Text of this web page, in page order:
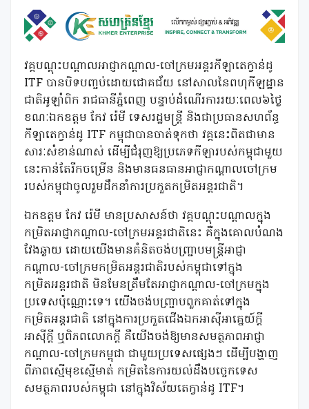
វគ្គបណ្តុះបណ្តាលអាជ្ញាកណ្ដាល-ចៅក្រមអន្ដរកីឡាតេក្វាន់ដូ
ITF បានបិទបញ្ចប់ដោយជោគជ័យ នៅសាលនៃពហុកីឡដ្ឋាន
ជាតិអូឡាំពិក រាជធានីភ្នំពេញ បន្ទាប់ដំណើរការរយៈពេល៦ថ្ងៃ
ខណៈឯកឧត្តម កែវ រ៉េមី ទេសរដ្ឋមន្ត្រី និងជាប្រធានសហព័ន្ធ
កីឡាតេក្វាន់ដូ ITF កម្ពុជាបានចាត់ទុកថា វគ្គនេះពិតជាមាន
សារៈសំខាន់ណាស់ ដើម្បីជំរុញឱ្យប្រភេទកីឡារបស់កម្ពុជាមួយ
នេះកាន់តែរីកចម្រើន និងមានធនធានអាជ្ញាកណ្តាលចៅក្រម
របស់កម្ពុជាចូលរួមដឹកនាំការប្រកួតកម្រិតអន្តរជាតិ។
ឯកឧត្តម កែវ រ៉េមី មានប្រសាសន៍ថា វគ្គបណ្តុះបណ្តាលក្នុង
កម្រិតអាជ្ញាកណ្ដាល-ចៅក្រមអន្ដរជាតិនេះ គឺក្នុងគោលបំណង
វែងឆ្ងាយ ដោយយើងមានគំនិតចង់បញ្ជ្រាបមន្ត្រីអាជ្ញា
កណ្តាល-ចៅក្រមកម្រិតអន្តរជាតិរបស់កម្ពុជាទៅក្នុង
កម្រិតអន្ដរជាតិ មិនមែនត្រឹមតែអាជ្ញាកណ្ដាល-ចៅក្រមក្នុង
ប្រទេសប៉ុណ្ណោះទេ។ យើងចង់បញ្ជ្រាបពួកគាត់ទៅក្នុង
កម្រិតអន្ដរជាតិ នៅក្នុងការប្រកួតជើងឯកអាស៊ីអាគ្នេយ៍ក្ដី
អាស៊ីក្ដី ឬពិភពលោកក្ដី គឺយើងចង់ឱ្យមានសមត្ថភាពអាជ្ញា
កណ្ដាល-ចៅក្រមកម្ពុជា ជាមួយប្រទេសផ្សេងៗ ដើម្បីបង្ហាញ
ពីភាពស្មើមុខស្មើមាត់ កម្រិតនៃការយល់ដឹងបច្ចេកទេស
សមត្ថភាពរបស់កម្ពុជា នៅក្នុងវិស័យតេក្វាន់ដូ ITF។